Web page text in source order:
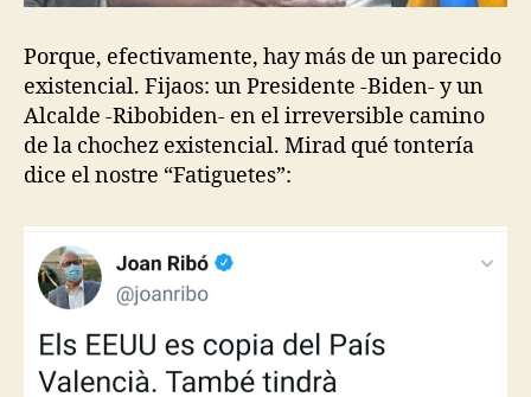
Porque, efectivamente, hay más de un parecido
existencial. Fijaos: un Presidente -Biden- y un
Alcalde -Ribobiden- en el irreversible camino
de la chochez existencial. Mirad qué tontería
dice el nostre “Fatiguetes”: